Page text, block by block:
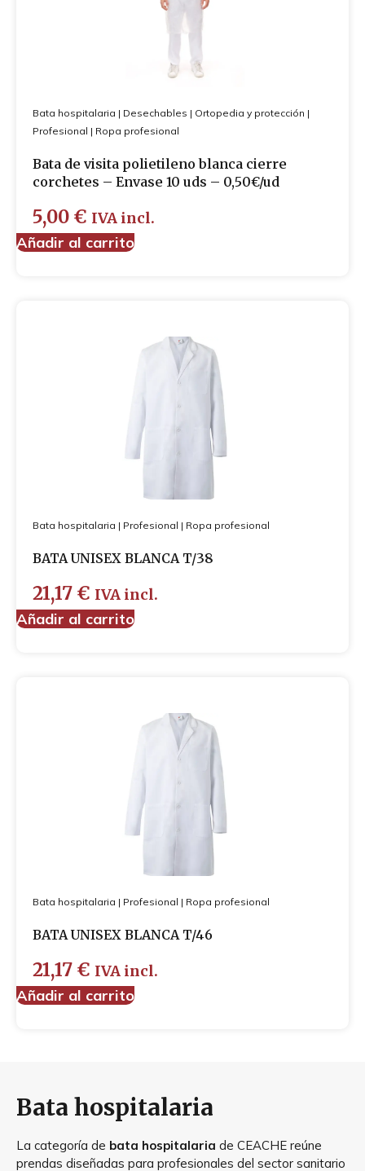
Bata hospitalaria | Desechables | Ortopedia y protección |
Profesional | Ropa profesional
Bata de visita polietileno blanca cierre
corchetes – Envase 10 uds – 0,50€/ud
5,00 € IVA incl.
Añadir al carrito
Bata hospitalaria | Profesional | Ropa profesional
BATA UNISEX BLANCA T/38
21,17 € IVA incl.
Añadir al carrito
Bata hospitalaria | Profesional | Ropa profesional
BATA UNISEX BLANCA T/46
21,17 € IVA incl.
Añadir al carrito
Bata hospitalaria
La categoría de bata hospitalaria de CEACHE reúne
prendas diseñadas para profesionales del sector sanitario